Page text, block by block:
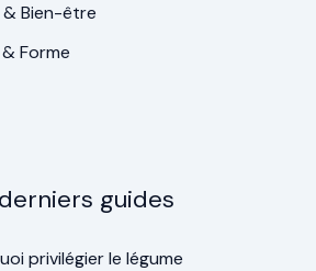
Bien-être
Forme
guides
privilégier le légume